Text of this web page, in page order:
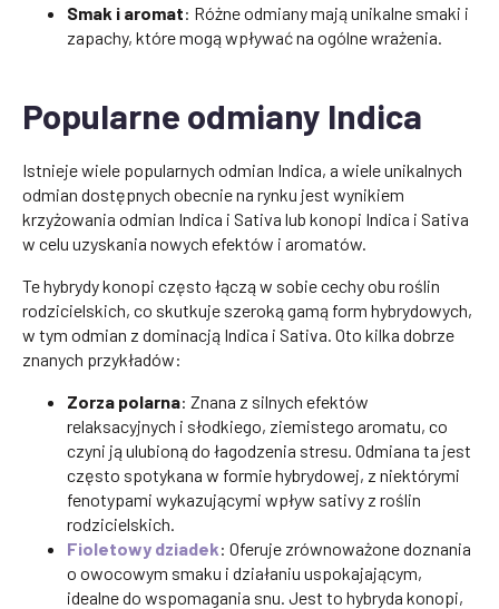
Smak i aromat: Różne odmiany mają unikalne smaki i
zapachy, które mogą wpływać na ogólne wrażenia.
Popularne odmiany Indica
Istnieje wiele popularnych odmian Indica, a wiele unikalnych
odmian dostępnych obecnie na rynku jest wynikiem
krzyżowania odmian Indica i Sativa lub konopi Indica i Sativa
w celu uzyskania nowych efektów i aromatów.
Te hybrydy konopi często łączą w sobie cechy obu roślin
rodzicielskich, co skutkuje szeroką gamą form hybrydowych,
w tym odmian z dominacją Indica i Sativa. Oto kilka dobrze
znanych przykładów:
Zorza polarna: Znana z silnych efektów
relaksacyjnych i słodkiego, ziemistego aromatu, co
czyni ją ulubioną do łagodzenia stresu. Odmiana ta jest
często spotykana w formie hybrydowej, z niektórymi
fenotypami wykazującymi wpływ sativy z roślin
rodzicielskich.
Fioletowy dziadek: Oferuje zrównoważone doznania
o owocowym smaku i działaniu uspokajającym,
idealne do wspomagania snu. Jest to hybryda konopi,